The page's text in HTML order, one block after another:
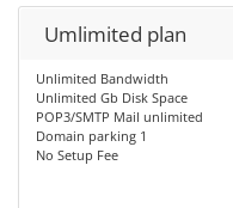
Umlimited plan
Unlimited Bandwidth
Unlimited Gb Disk Space
POP3/SMTP Mail unlimited
Domain parking 1
No Setup Fee